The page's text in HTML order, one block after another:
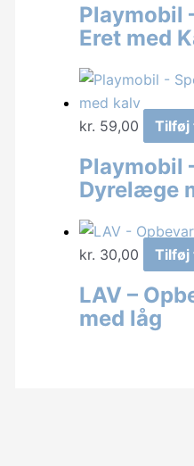
Playmobil
Eret med
kr. 59,00 Tilføj
Playmobil
Dyrelæge
kr. 30,00 Tilføj
LAV –
med låg